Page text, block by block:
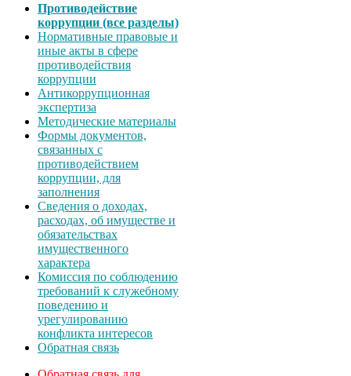
Противодействие
коррупции (все разделы)
Нормативные правовые и
иные акты в сфере
противодействия
коррупции
Антикоррупционная
экспертиза
Методические материалы
Формы документов,
связанных с
противодействием
коррупции, для
заполнения
Сведения о доходах,
расходах, об имуществе и
обязательствах
имущественного
характера
Комиссия по соблюдению
требований к служебному
поведению и
урегулированию
конфликта интересов
Обратная связь